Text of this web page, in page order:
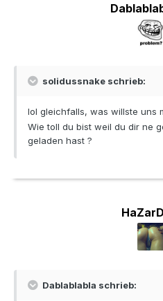
solidussnake schrieb:
lol gleichfalls, was willste uns
Wie toll du bist weil du dir ne
geladen hast ?
HaZarD
Dablablabla schrieb: